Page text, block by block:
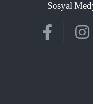
Sosyal